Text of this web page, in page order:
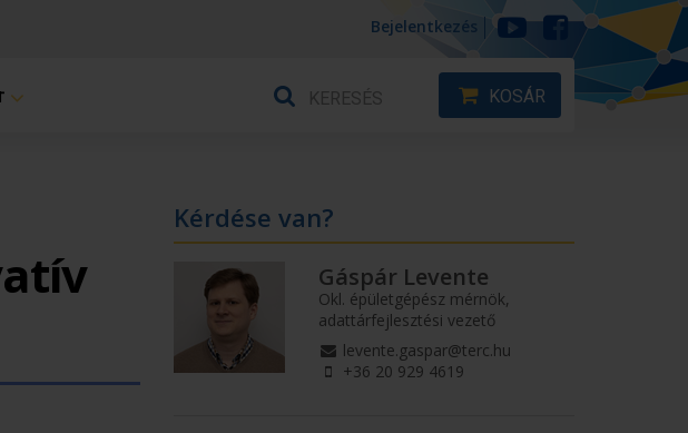
Bejelentkezés
KOSÁR
Kérdése van?
Gáspár Levente
Okl. épületgépész mérnök,
adattárfejlesztési vezető
levente.gaspar@terc.hu
+36 20 929 4619